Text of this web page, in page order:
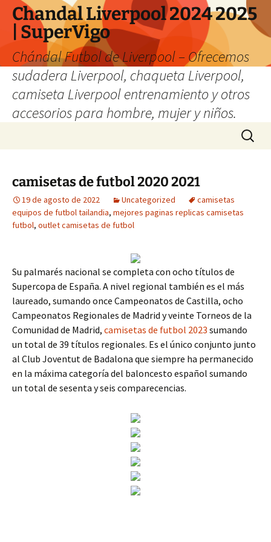
Chandal Liverpool 2024 2025
| SuperVigo
Chándal Futbol de Liverpool – Ofrecemos
sudadera Liverpool, chaqueta Liverpool,
camiseta Liverpool entrenamiento y otros
accesorios para hombre, mujer y niños.
Buscar:
camisetas de futbol 2020 2021
19 de agosto de 2022 Uncategorized
camisetas
equipos de futbol tailandia, mejores paginas replicas camisetas
futbol, outlet camisetas de futbol
Su palmarés nacional se completa con ocho títulos de
Supercopa de España. A nivel regional también es el más
laureado, sumando once Campeonatos de Castilla, ocho
Campeonatos Regionales de Madrid y veinte Torneos de la
Comunidad de Madrid, camisetas de futbol 2023 sumando
un total de 39 títulos regionales. Es el único conjunto junto
al Club Joventut de Badalona que siempre ha permanecido
en la máxima categoría del baloncesto español sumando
un total de sesenta y seis comparecencias.